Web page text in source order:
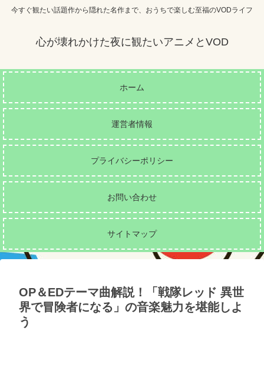
今すぐ観たい話題作から隠れた名作まで、おうちで楽しむ至福のVODライフ
心が壊れかけた夜に観たいアニメとVOD
ホーム
運営者情報
プライバシーポリシー
お問い合わせ
サイトマップ
OP＆EDテーマ曲解説！「戦隊レッド 異世
界で冒険者になる」の音楽魅力を堪能しよ
う